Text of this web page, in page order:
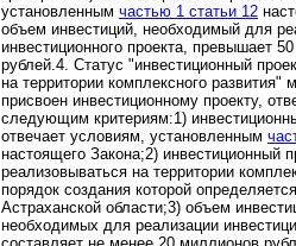
установленным частью 1 статьи 12
объем инвестиций, необходимый для
инвестиционного проекта, превышает
рублей.4. Статус "инвестиционный
на территории комплексного развития"
присвоен инвестиционному проекту,
следующим критериям:1)
отвечает условиям, установленным
настоящего Закона;2) инвестиционный
реализовываться на территории
порядок создания которой
Астраханской области;3) объем
необходимых для реализации